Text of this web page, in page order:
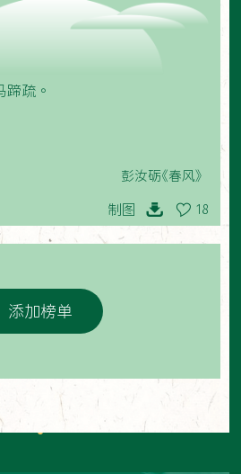
蹄疏。
彭汝砺《春风》
制图 18
添加榜单